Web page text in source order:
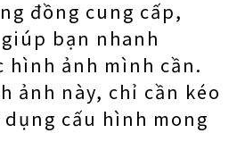
đồng cung cấp,
bạn nhanh
hình ảnh mình cần.
ảnh này, chỉ cần kéo
cấu hình mong